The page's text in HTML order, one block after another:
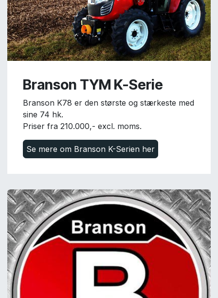
Branson TYM K-Serie
Branson K78 er den største og stærkeste med
sine 74 hk.
Priser fra 210.000,- excl. moms.
Se mere om Branson K-Serien her